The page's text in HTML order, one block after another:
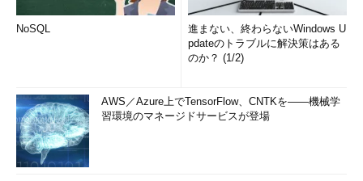
NoSQL
進まない、終わらないWindows U
pdateのトラブルに解決策はある
のか？ (1/2)
AWS／Azure上でTensorFlow、CNTKを――機械学
習環境のマネージドサービスが登場